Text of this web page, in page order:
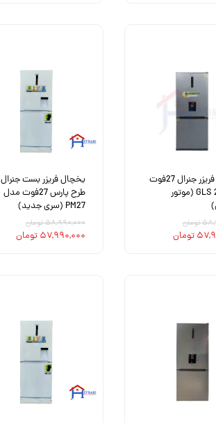
یخچال فریزر جنرال 27فوت
مدل GLS 27 (موتور
تومان
یخچال فریزر بست جنرال
طرح پارس 27فوت مدل
PM27 (سری جدید)
۵۸,۹۹۰,۰۰۰ تومان
۵۷,۹۹۰,۰۰۰ تومان